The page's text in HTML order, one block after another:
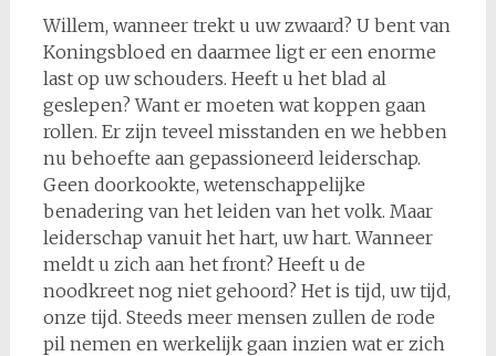
Willem, wanneer trekt u uw zwaard? U bent van
Koningsbloed en daarmee ligt er een enorme
last op uw schouders. Heeft u het blad al
geslepen? Want er moeten wat koppen gaan
rollen. Er zijn teveel misstanden en we hebben
nu behoefte aan gepassioneerd leiderschap.
Geen doorkookte, wetenschappelijke
benadering van het leiden van het volk. Maar
leiderschap vanuit het hart, uw hart. Wanneer
meldt u zich aan het front? Heeft u de
noodkreet nog niet gehoord? Het is tijd, uw tijd,
onze tijd. Steeds meer mensen zullen de rode
pil nemen en werkelijk gaan inzien wat er zich